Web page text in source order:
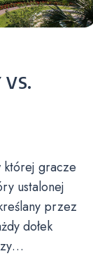
VS.
której gracze
ustalonej
przez
dołek